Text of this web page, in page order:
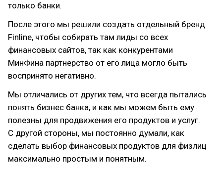
только банки.
После этого мы решили создать отдельный бренд
Finline, чтобы собирать там лиды со всех
финансовых сайтов, так как конкурентами
МинФина партнерство от его лица могло быть
воспринято негативно.
Мы отличались от других тем, что всегда пытались
понять бизнес банка, и как мы можем быть ему
полезны для продвижения его продуктов и услуг.
С другой стороны, мы постоянно думали, как
сделать выбор финансовых продуктов для физлиц
максимально простым и понятным.